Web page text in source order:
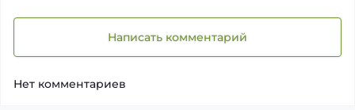
Написать комментарий
Нет комментариев